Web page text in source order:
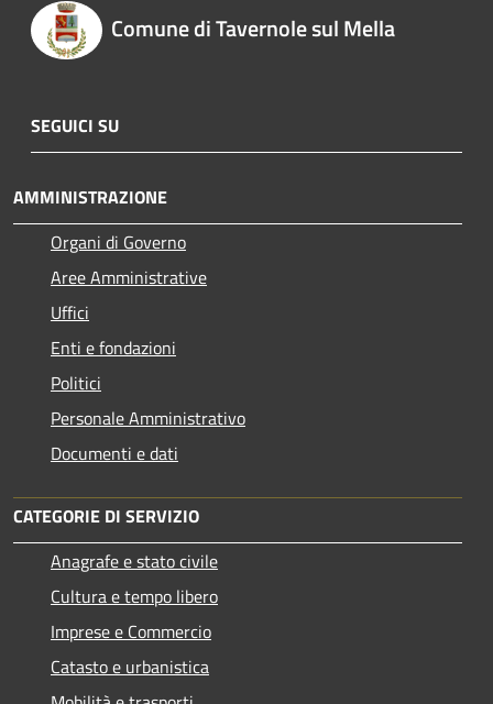
Comune di Tavernole sul Mella
SEGUICI SU
AMMINISTRAZIONE
Organi di Governo
Aree Amministrative
Uffici
Enti e fondazioni
Politici
Personale Amministrativo
Documenti e dati
CATEGORIE DI SERVIZIO
Anagrafe e stato civile
Cultura e tempo libero
Imprese e Commercio
Catasto e urbanistica